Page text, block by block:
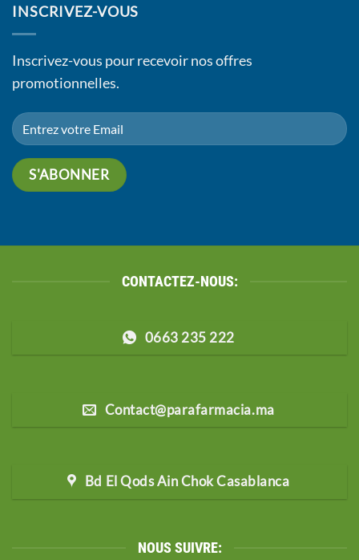
INSCRIVEZ-VOUS
Inscrivez-vous pour recevoir nos offres
promotionnelles.
CONTACTEZ-NOUS:
0663 235 222
Contact@parafarmacia.ma
Bd El Qods Ain Chok Casablanca
NOUS SUIVRE: